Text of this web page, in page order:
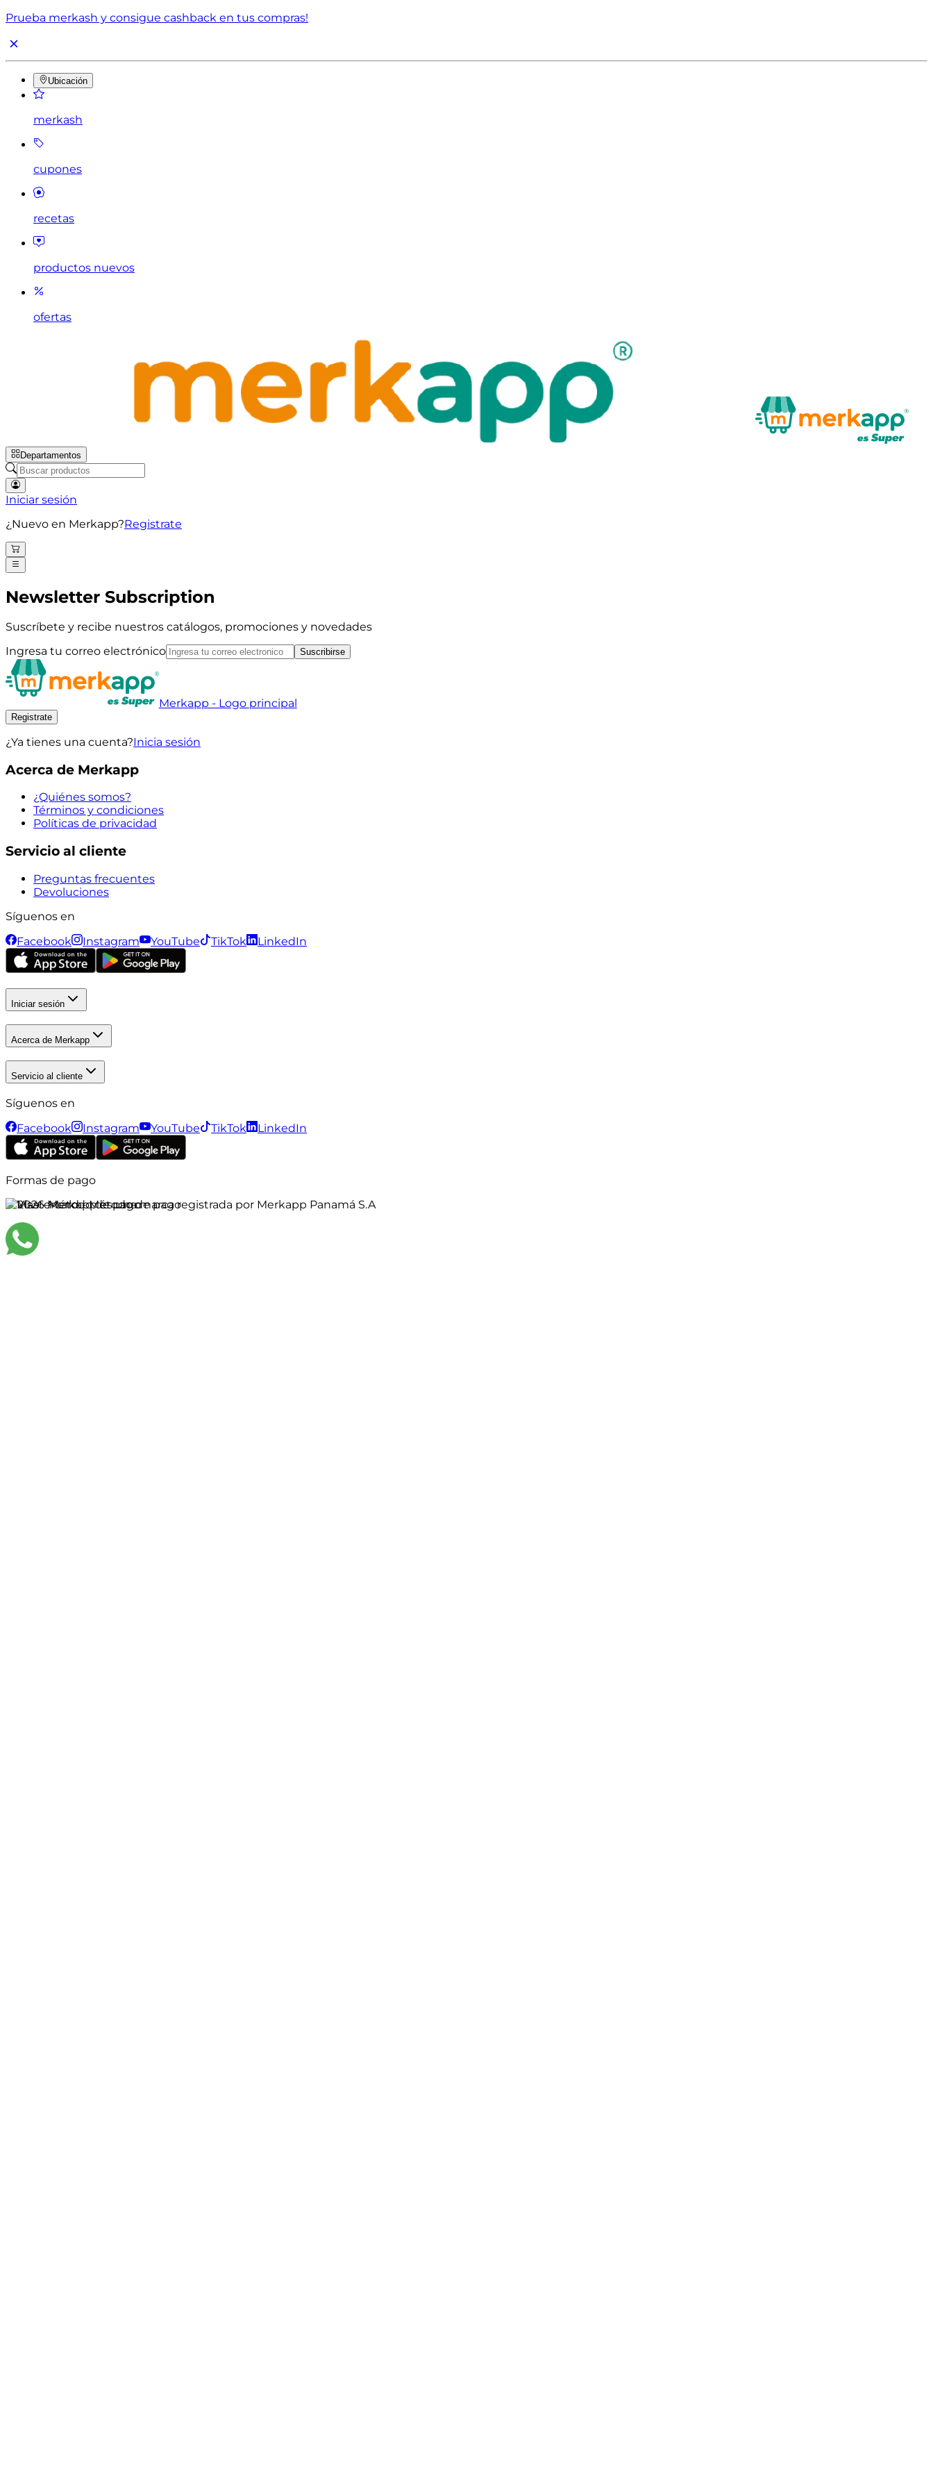
Prueba merkash y consigue cashback en tus compras!
Ubicación
merkash
cupones
recetas
productos nuevos
ofertas
Departamentos
Iniciar sesión
¿Nuevo en Merkapp?Registrate
Newsletter Subscription
Suscríbete y recibe nuestros catálogos, promociones y novedades
Ingresa tu correo electrónico
Suscribirse
Merkapp - Logo principal
Registrate
¿Ya tienes una cuenta?Inicia sesión
Acerca de Merkapp
¿Quiénes somos?
Términos y condiciones
Políticas de privacidad
Servicio al cliente
Preguntas frecuentes
Devoluciones
Síguenos en
Facebook
Instagram YouTube TikTok LinkedIn
Iniciar sesión
Acerca de Merkapp
Servicio al cliente
Síguenos en
Facebook
Instagram YouTube TikTok LinkedIn
Formas de pago
©2026Merkapp es una marca registrada por Merkapp Panamá S.A